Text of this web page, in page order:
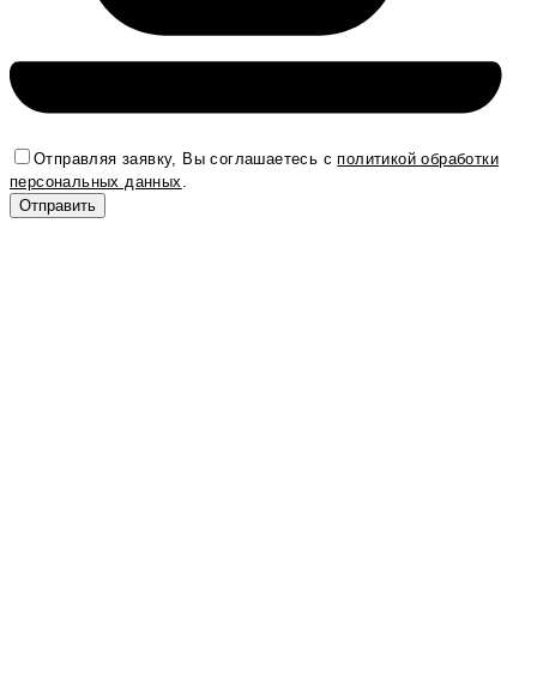
Отправляя заявку, Вы соглашаетесь сполитикой обработки
персональных данных.